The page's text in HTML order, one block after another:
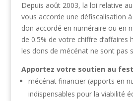
Depuis août 2003, la loi relative
vous accorde une défiscalisation
don accordé en numéraire ou en
de 0.5% de votre chiffre d’affaires
les dons de mécénat ne sont pas
Apportez votre soutien au
mécénat financier (apports en
indispensables pour la viabilité